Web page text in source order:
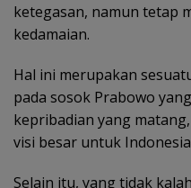
ketegasan, namun tetap
kedamaian.
Hal ini merupakan
pada sosok Prabowo
kepribadian yang
visi besar untuk Indonesia
Selain itu, yang tidak